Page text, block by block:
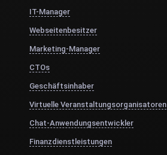
IT-Manager
Webseitenbesitzer
Marketing-Manager
CTOs
Geschäftsinhaber
Virtuelle Veranstaltungsorganisatoren
Chat-Anwendungsentwickler
Finanzdienstleistungen